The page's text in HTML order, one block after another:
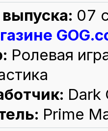
07
Ролевая
Dark
Prime